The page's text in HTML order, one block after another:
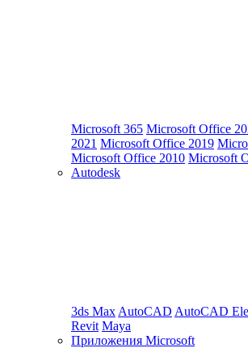
Microsoft 365 Microsoft Office
2021 Microsoft Office 2019
Microsoft Office 2010 Microsoft
Autodesk
3ds Max AutoCAD AutoCAD
Revit Maya
Приложения Microsoft